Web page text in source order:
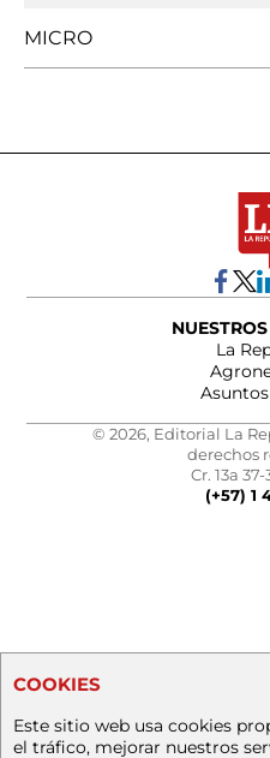
MICRO
La
© 2026, Editorial La
derechos
Cr. 13a
(+57) 1
COOKIES
Este sitio web usa cookies
el tráfico, mejorar nuestros